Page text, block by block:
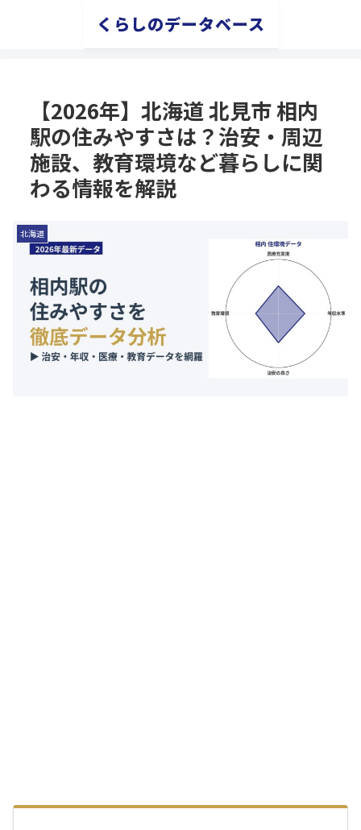
くらしのデータベース
【2026年】北海道 北見市 相内
駅の住みやすさは？治安・周辺
施設、教育環境など暮らしに関
わる情報を解説
北海道